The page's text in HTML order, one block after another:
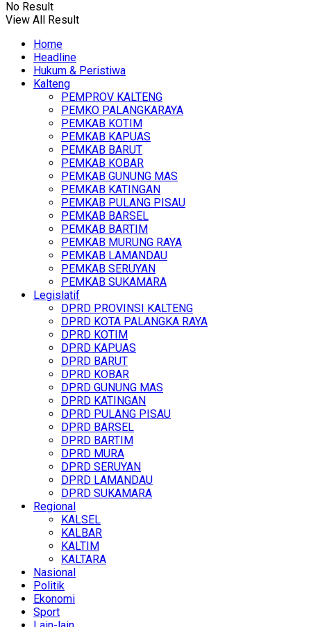
No Result
View All Result
Home
Headline
Hukum & Peristiwa
Kalteng
PEMPROV KALTENG
PEMKO PALANGKARAYA
PEMKAB KOTIM
PEMKAB KAPUAS
PEMKAB BARUT
PEMKAB KOBAR
PEMKAB GUNUNG MAS
PEMKAB KATINGAN
PEMKAB PULANG PISAU
PEMKAB BARSEL
PEMKAB BARTIM
PEMKAB MURUNG RAYA
PEMKAB LAMANDAU
PEMKAB SERUYAN
PEMKAB SUKAMARA
Legislatif
DPRD PROVINSI KALTENG
DPRD KOTA PALANGKA RAYA
DPRD KOTIM
DPRD KAPUAS
DPRD BARUT
DPRD KOBAR
DPRD GUNUNG MAS
DPRD KATINGAN
DPRD PULANG PISAU
DPRD BARSEL
DPRD BARTIM
DPRD MURA
DPRD SERUYAN
DPRD LAMANDAU
DPRD SUKAMARA
Regional
KALSEL
KALBAR
KALTIM
KALTARA
Nasional
Politik
Ekonomi
Sport